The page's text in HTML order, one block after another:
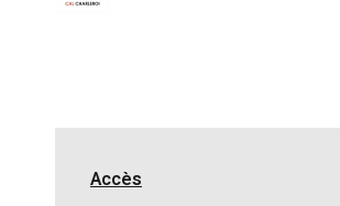
Accès